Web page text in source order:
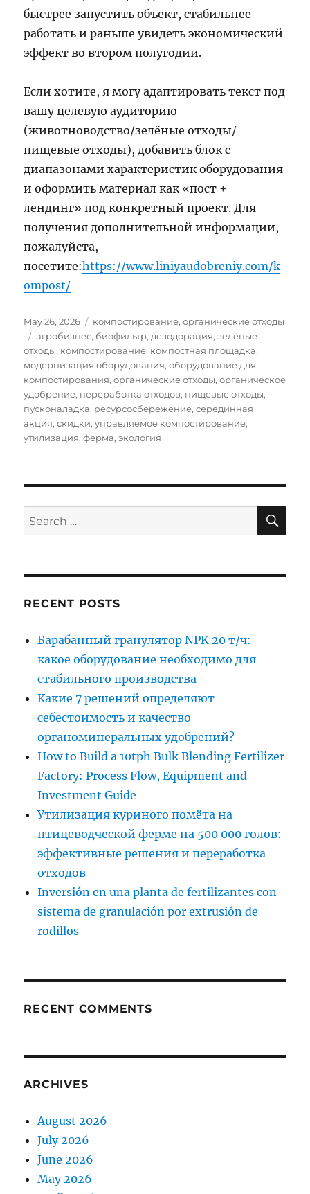
быстрее запустить объект, стабильнее
работать и раньше увидеть экономический
эффект во втором полугодии.
Если хотите, я могу адаптировать текст под
вашу целевую аудиторию
(животноводство/зелёные отходы/
пищевые отходы), добавить блок с
диапазонами характеристик оборудования
и оформить материал как «пост +
лендинг» под конкретный проект. Для
получения дополнительной информации,
пожалуйста,
посетите:https://www.liniyaudobreniy.com/k
ompost/
Posted
on
May 26, 2026 Categories
компостирование,органические отходы
Tags
агробизнес, биофильтр, дезодорация,зелёные
отходы, компостирование, компостная площадка,
модернизация оборудования,оборудование для
компостирования,органические отходы,органическое
удобрение, переработка отходов, пищевые отходы,
пусконаладка, ресурсосбережение,серединная
акция,скидки,управляемое компостирование,
утилизация,ферма,экология
Search
for:
RECENT POSTS
Барабанный гранулятор NPK 20 т/ч:
какое оборудование необходимо для
стабильного производства
Какие 7 решений определяют
себестоимость и качество
органоминеральных удобрений?
How to Build a 10tph Bulk Blending Fertilizer
Factory: Process Flow, Equipment and
Investment Guide
Утилизация куриного помёта на
птицеводческой ферме на 500 000 голов:
эффективные решения и переработка
отходов
Inversión en una planta de fertilizantes con
sistema de granulación por extrusión de
rodillos
RECENT COMMENTS
ARCHIVES
August 2026
July 2026
June 2026
May 2026